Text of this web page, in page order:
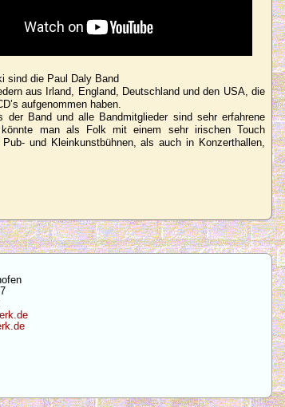
sind die Paul Daly Band
aus Irland, England, Deutschland und den USA, die
aufgenommen haben.
Band und alle Bandmitglieder sind sehr erfahrene
man als Folk mit einem sehr irischen Touch
und Kleinkunstbühnen, als auch in Konzerthallen,